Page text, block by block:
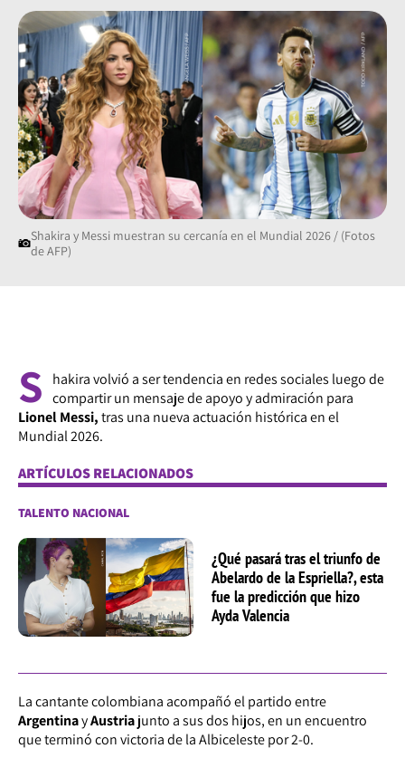
Shakira y Messi muestran su cercanía en el Mundial 2026 / (Fotos
de AFP)
S
hakira volvió a ser tendencia en redes sociales luego de
compartir un mensaje de apoyo y admiración para
Lionel Messi,tras una nueva actuación histórica en el
Mundial 2026.
ARTÍCULOS RELACIONADOS
TALENTO NACIONAL
¿Qué pasará tras el triunfo de
Abelardo de la Espriella?, esta
fue la predicción que hizo
Ayda Valencia
La cantante colombiana acompañó el partido entre
ArgentinayAustriajunto a sus dos hijos, en un encuentro
que terminó con victoria de la Albiceleste por 2-0.